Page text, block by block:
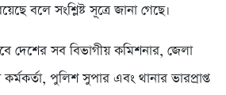
বলে সংশ্লিষ্ট সূত্রে জানা গেছে।
দেশের সব বিভাগীয় কমিশনার, জেলা
পুলিশ সুপার এবং থানার ভারপ্রাপ্ত